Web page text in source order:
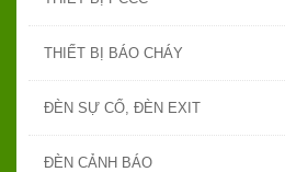
THIẾT BỊ BÁO CHÁY
ĐÈN SỰ CỐ, ĐÈN EXIT
ĐÈN CẢNH BÁO